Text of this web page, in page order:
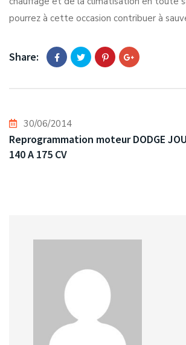
pourrez à cette occasion contribuer à
Share:
30/06/2014
Reprogrammation moteur DODGE
140 A 175 CV